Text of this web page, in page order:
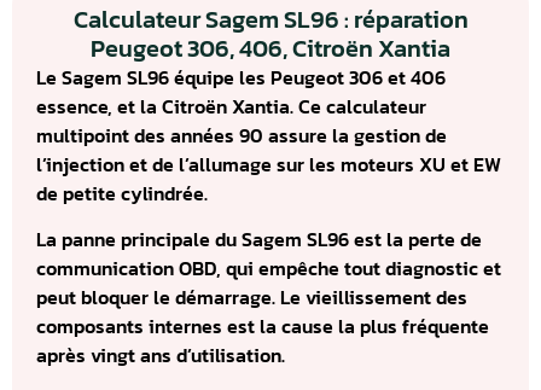
Calculateur Sagem SL96 : réparation
Peugeot 306, 406, Citroën Xantia
Le Sagem SL96 équipe les Peugeot 306 et 406
essence, et la Citroën Xantia. Ce calculateur
multipoint des années 90 assure la gestion de
l’injection et de l’allumage sur les moteurs XU et EW
de petite cylindrée.
La panne principale du Sagem SL96 est la perte de
communication OBD, qui empêche tout diagnostic et
peut bloquer le démarrage. Le vieillissement des
composants internes est la cause la plus fréquente
après vingt ans d’utilisation.